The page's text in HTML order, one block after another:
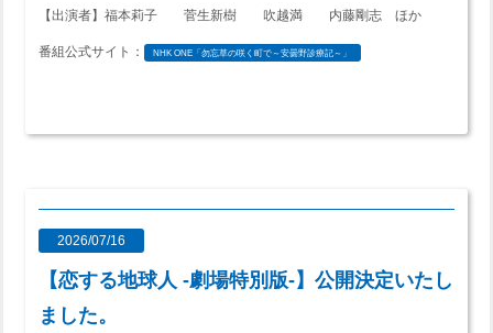
【出演者】福本莉子 菅生新樹 吹越満 内藤剛志 ほか
番組公式サイト： NHK ONE「勿忘草の咲く町で～安曇野診療記～」
2026/07/16
【恋する地球人 ‐劇場特別版‐】公開決定いたし
ました。